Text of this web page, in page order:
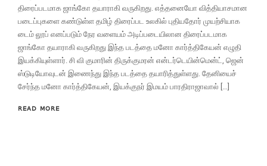
திரைப்படமாக ஜாங்கோ தயாராகி வருகிறது. எத்தனையோ வித்தியாசமான
படைப்புகளை கண்டுள்ள தமிழ் திரைப்பட உலகில் புதியதோர் முயற்சியாக
டைம் லூப் எனப்படும் நேர வளையம் அடிப்படையிலான திரைப்படமாக
ஜாங்கோ தயாராகி வருகிறது இந்த படத்தை மனோ கார்த்திகேயன் எழுதி
இயக்கியுள்ளார். சி வி குமாரின் திருக்குமரன் என்டர்டெயின்மென்ட், ஜென்
ஸ்டுடியோவுடன் இணைந்து இந்த படத்தை தயாரித்துள்ளது. தேனியைச்
சேர்ந்த மனோ கார்த்திகேயன், இயக்குநர் இமயம் பாரதிராஜாவால் […]
READ MORE